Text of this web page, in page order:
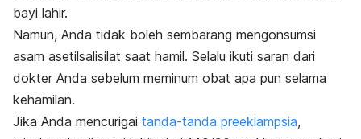
bayi lahir.
Namun, Anda tidak boleh sembarang mengonsumsi
asam asetilsalisilat saat hamil. Selalu ikuti saran dari
dokter Anda sebelum meminum obat apa pun selama
kehamilan.
Jika Anda mencurigai tanda-tanda preeklampsia,